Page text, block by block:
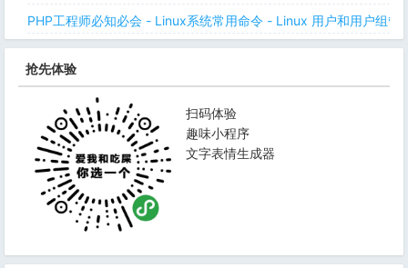
PHP工程师必知必会 - Linux系统常用命令 - Linux 用户和用户组管
抢先体验
扫码体验
趣味小程序
文字表情生成器